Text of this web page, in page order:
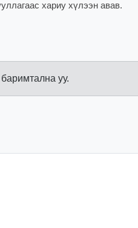
хариу хүлээн авав.
уу.